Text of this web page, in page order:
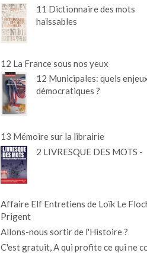
11 Dictionnaire des mots
haïssables
12 La France sous nos yeux
12 Municipales: quels
démocratiques ?
13 Mémoire sur la librairie
2 LIVRESQUE DES MOTS -
Affaire Elf Entretiens de Loïk Le
Prigent
Allons-nous sortir de l'Histoire ?
C'est gratuit, A qui profite ce qui ne